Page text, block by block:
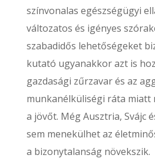
színvonalas egészségügyi
változatos és igényes
szabadidős lehetőségeket
kutató ugyanakkor azt is
gazdasági zűrzavar és az
munkanélküliségi ráta miatt
a jövőt. Még Ausztria, Svájc
sem menekülhet az
a bizonytalanság növekszik.